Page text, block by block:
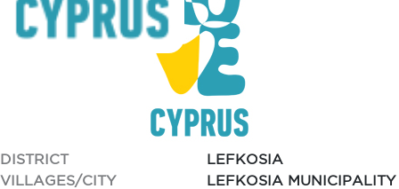
DISTRICT
LEFKOSIA
VILLAGES/CITY
LEFKOSIA MUNICIPALITY